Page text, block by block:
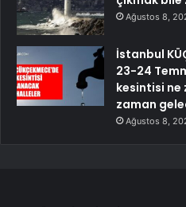
Ağustos 8,
İstanbul
23-24
kesintisi ne
zaman
Ağustos 8,